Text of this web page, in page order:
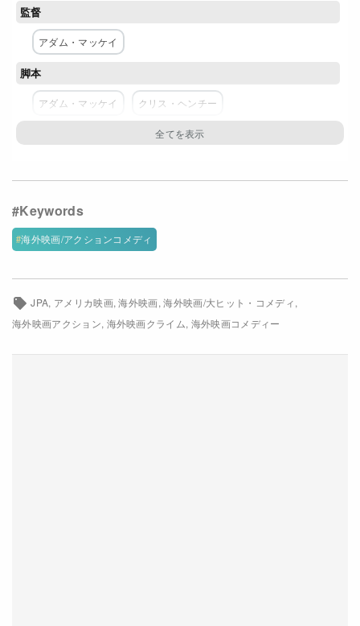
監督
アダム・マッケイ
脚本
アダム・マッケイ クリス・ヘンチー
スティーヴ・クーガン
サミュエル・L・ジャクソン
リンゼイ・スローン ナタリー・ジー
配給
海外映画/アクションコメディ
JPA アメリカ映画 海外映画 海外映画/大ヒット・コメディ
海外映画アクション 海外映画クライム 海外映画コメディー